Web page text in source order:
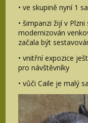
• ve skupině nyní 1
• šimpanzi žijí v
modernizován
začala být
• vnitřní expozice
pro návštěvníky
• vůči Caile je malý